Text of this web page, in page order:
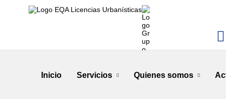
Inicio Servicios Quienes somos